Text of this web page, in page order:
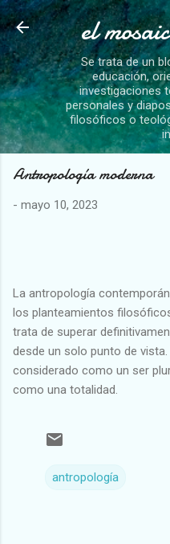
Ir al
el
Se trata de un
educación,
investigaciones
personales y
filosóficos o
Antropología moderna
- mayo 10, 2023
La antropología
los planteamientos
trata de superar
desde un solo punto de
considerado como un ser
como una totalidad.
antropología